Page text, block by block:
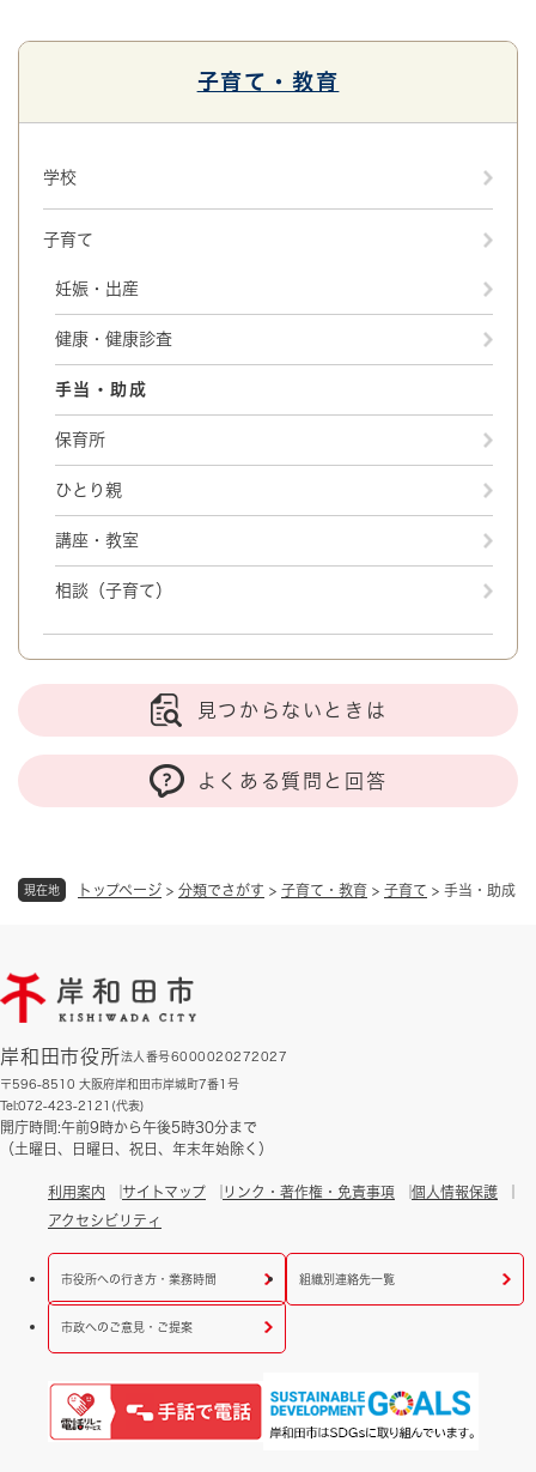
現在地 トップページ > 分類でさがす > 子育て・教育 > 子育て > 手当・助成
子育て・教育
学校
子育て
妊娠・出産
健康・健康診査
手当・助成
保育所
ひとり親
講座・教室
相談（子育て）
見つからないときは
よくある質問と回答
岸和田市役所法人番号6000020272027
〒596-8510 大阪府岸和田市岸城町7番1号
Tel:072-423-2121(代表)
開庁時間:午前9時から午後5時30分まで
（土曜日、日曜日、祝日、年末年始除く）
利用案内 サイトマップ リンク・著作権・免責事項
個人情報保護
アクセシビリティ
市役所への行き方・業務時間 組織別連絡先一覧
市政へのご意見・ご提案